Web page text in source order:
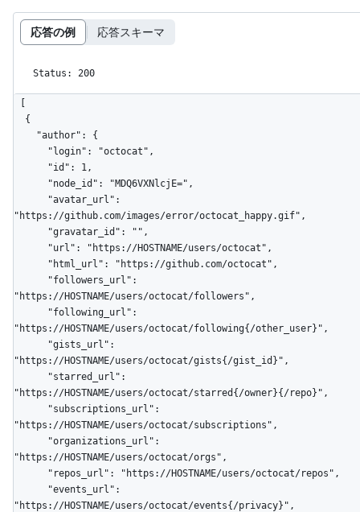
応答の例 応答スキーマ
Status: 200
[
"https://github.com/images/error/octocat_happy.gif",
"https://HOSTNAME/users/octocat/followers",
"https://HOSTNAME/users/octocat/following{/other_user}",
"https://HOSTNAME/users/octocat/gists{/gist_id}",
"https://HOSTNAME/users/octocat/starred{/owner}{/repo}",
"https://HOSTNAME/users/octocat/subscriptions",
"https://HOSTNAME/users/octocat/orgs",
"https://HOSTNAME/users/octocat/events{/privacy}",